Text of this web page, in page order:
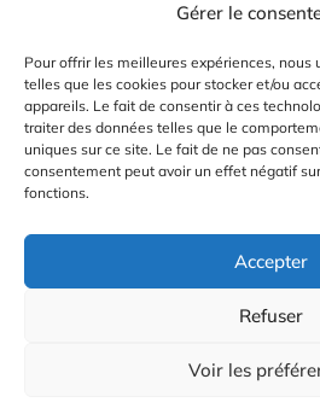
Gérer le
Pour offrir les meilleures expériences, nous
telles que les cookies pour stocker et/ou
appareils. Le fait de consentir à ces
traiter des données telles que le
uniques sur ce site. Le fait de ne pas
consentement peut avoir un effet négatif
fonctions.
Accepter
Refuser
Voir les
Mentions Légales
Gestion des
© 2026 Radio